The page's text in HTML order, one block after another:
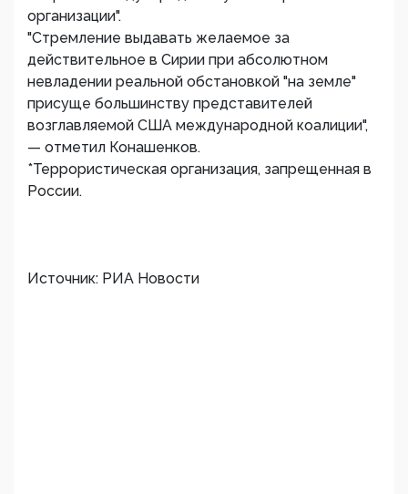
организации".
"Стремление выдавать желаемое за
действительное в Сирии при абсолютном
невладении реальной обстановкой "на земле"
присуще большинству представителей
возглавляемой США международной коалиции",
— отметил Конашенков.
*Террористическая организация, запрещенная в
России.
Источник: РИА Новости